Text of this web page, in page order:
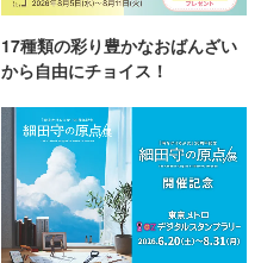
17種類の彩り豊かなおばんざい
から自由にチョイス！